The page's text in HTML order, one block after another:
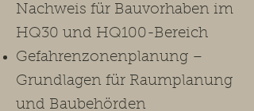
Nachweis für Bauvorhaben im
HQ30 und HQ100-Bereich
Gefahrenzonenplanung –
Grundlagen für Raumplanung
und Baubehörden